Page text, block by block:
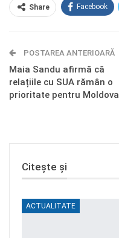
Share Facebook
Telegram OK.ru
POSTAREA ANTERIOARĂ
Maia Sandu afirmă că
relațiile cu SUA rămân o
prioritate pentru Moldova
Citește și
ACTUALITATE